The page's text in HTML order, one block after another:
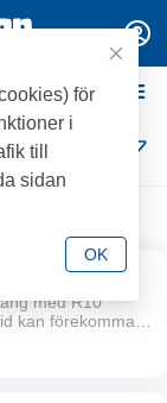
med R10
kan förekomma
för
i
till
sidan
OK